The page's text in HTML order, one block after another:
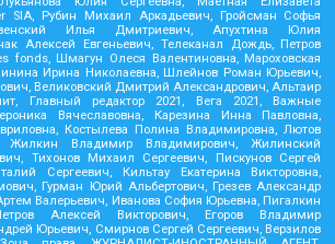
SIA, Рубин Михаил Аркадьевич, Гройсман Софья
Илья Дмитриевич, Апухтина Юлия
Алексей Евгеньевич, Телеканал Дождь, Петров
fonds, Шмагун Олеся Валентиновна, Мароховская
Ирина Николаевна, Шлейнов Роман Юрьевич,
Великовский Дмитрий Александрович, Альтаир
Главный редактор 2021, Вега 2021, Важные
Вячеславовна, Карезина Инна Павловна,
Костылева Полина Владимировна, Лютов
Жилкин Владимир Владимирович, Жилинский
Тихонов Михаил Сергеевич, Пискунов Сергей
Сергеевич, Кильтау Екатерина Викторовна,
Гурман Юрий Альбертович, Грезев Александр
Валерьевич, Иванова София Юрьевна, Пигалкин
Алексей Викторович, Егоров Владимир
Юрьевич, Смирнов Сергей Сергеевич, Верзилов